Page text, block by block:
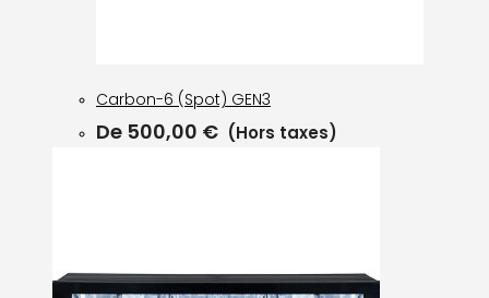
Carbon-6 (Spot) GEN3
De 500,00 € (Hors taxes)